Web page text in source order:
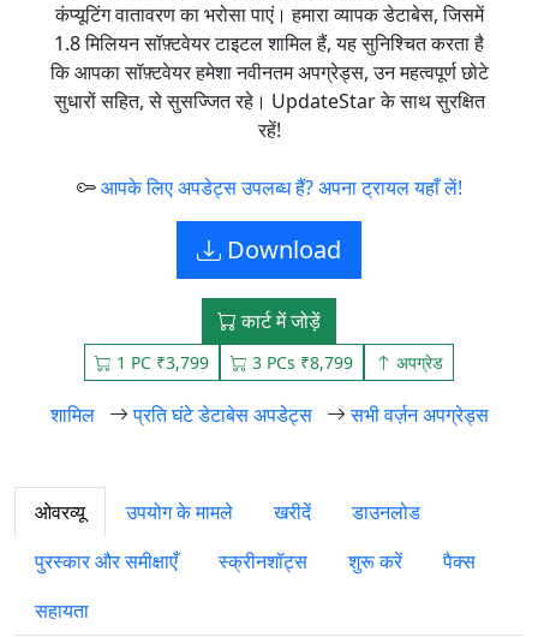
कंप्यूटिंग वातावरण का भरोसा पाएं। हमारा व्यापक डेटाबेस, जिसमें
1.8 मिलियन सॉफ़्टवेयर टाइटल शामिल हैं, यह सुनिश्चित करता है
कि आपका सॉफ़्टवेयर हमेशा नवीनतम अपग्रेड्स, उन महत्वपूर्ण छोटे
सुधारों सहित, से सुसज्जित रहे। UpdateStar के साथ सुरक्षित
रहें!
आपके लिए अपडेट्स उपलब्ध हैं? अपना ट्रायल यहाँ लें!
Download
कार्ट में जोड़ें
1 PC ₹3,799 3 PCs ₹8,799 अपग्रेड
शामिल प्रति घंटे डेटाबेस अपडेट्स सभी वर्ज़न अपग्रेड्स
ओवरव्यू उपयोग के मामले खरीदें
डाउनलोड
पुरस्कार और समीक्षाएँ
स्क्रीनशॉट्स शुरू करें
पैक्स
सहायता